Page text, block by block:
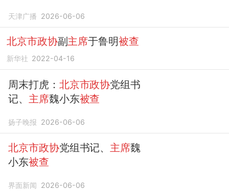
天津广播 2026-06-06
北京市政协副主席于鲁明被查
新华社 2022-04-16
周末打虎： 北京市政协党组书
记、 主席魏小东被查
扬子晚报 2026-06-06
北京市政协党组书记、 主席魏
小东被查
界面新闻 2026-06-06